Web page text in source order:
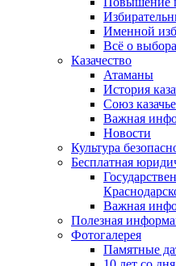
Именной
Всё о
Казачество
Атаманы
История
Союз
Важная
Новости
Культура
Бесплатная
Важная
Полезная
Фотогалерея
Памятные